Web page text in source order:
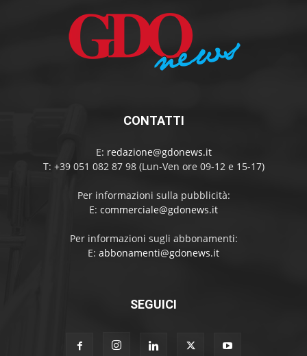
CONTATTI
E: redazione@gdonews.it
T: +39 051 082 87 98 (Lun-Ven ore 09-12 e 15-17)
Per informazioni sulla pubblicità:
E: commerciale@gdonews.it
Per informazioni sugli abbonamenti:
E: abbonamenti@gdonews.it
SEGUICI